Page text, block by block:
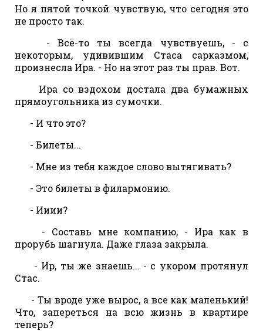
Но я пятой точкой чувствую, что сегодня это
не просто так.
- Всё-то ты всегда чувствуешь, - с
некоторым, удивившим Стаса сарказмом,
произнесла Ира. - Но на этот раз ты прав. Вот.
Ира со вздохом достала два бумажных
прямоугольника из сумочки.
- И что это?
- Билеты...
- Мне из тебя каждое слово вытягивать?
- Это билеты в филармонию.
- Ииии?
- Составь мне компанию, - Ира как в
прорубь шагнула. Даже глаза закрыла.
- Ир, ты же знаешь... - с укором протянул
Стас.
- Ты вроде уже вырос, а все как маленький!
Что, запереться на всю жизнь в квартире
теперь?